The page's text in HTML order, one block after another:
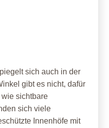
sich auch in der
gibt es nicht, dafür
sichtbare
sich viele
Innenhöfe mit